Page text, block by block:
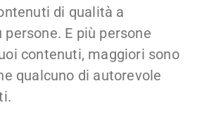
di qualità a
E più persone
contenuti, maggiori sono
qualcuno di autorevole